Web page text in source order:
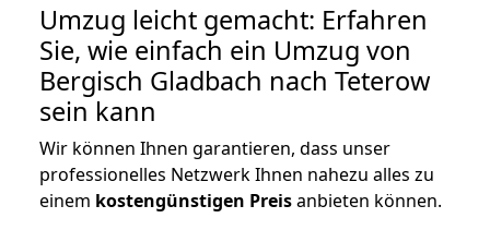
Umzug leicht gemacht: Erfahren
Sie, wie einfach ein Umzug von
Bergisch Gladbach nach Teterow
sein kann
Wir können Ihnen garantieren, dass unser
professionelles Netzwerk Ihnen nahezu alles zu
einem kostengünstigen Preisanbieten können.